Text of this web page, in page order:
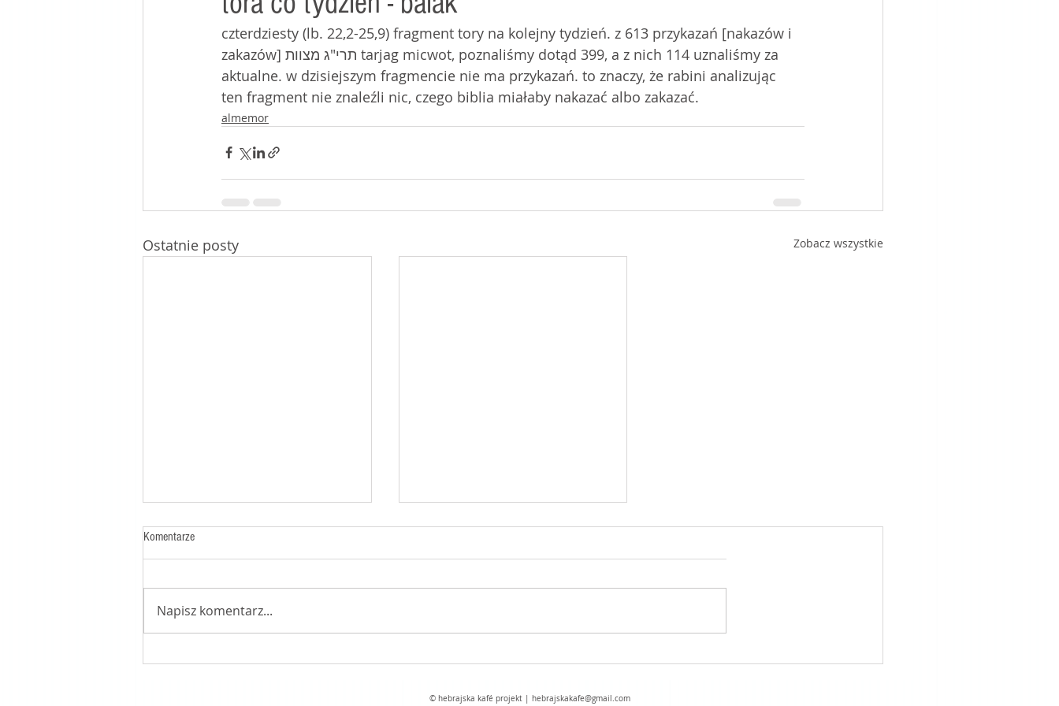
mój stolik w kaféczterdziesty (lb. 22,2-25,9) fragment tory na kolejny tydzień. z 613 przykazań [nakazów i
zakazów] תרי"ג מצוות tarjag micwot, poznaliśmy dotąd 399, a z nich 114 uznaliśmy za
aktualne. w dzisiejszym fragmencie nie ma przykazań. to znaczy, że rabini analizując
ten fragment nie znaleźli nic, czego biblia miałaby nakazać albo zakazać.
almemor
Ostatnie posty Zobacz wszystkie
Komentarze
Napisz komentarz...
© hebrajska kafé projekt |
hebrajskakafe@gmail.com